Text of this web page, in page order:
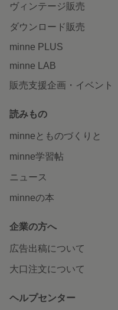
ヴィンテージ販売
ダウンロード販売
minne PLUS
minne LAB
販売支援企画・イベント
読みもの
minneとものづくりと
minne学習帖
ニュース
minneの本
企業の方へ
広告出稿について
大口注文について
ヘルプセンター